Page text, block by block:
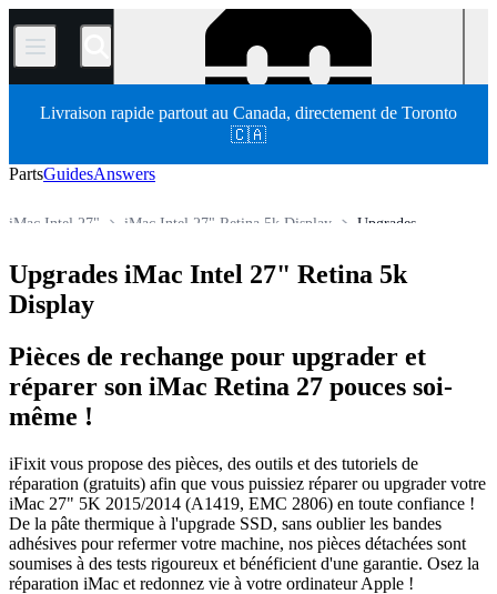
/
Livraison rapide partout au Canada, directement de Toronto
🇨🇦
PartsGuidesAnswers
Upgrades
iMac Intel 27" Retina 5k Display
iMac Intel 27"
Store
Upgrades iMac Intel 27" Retina 5k
Display
Pièces de rechange pour upgrader et
réparer son iMac Retina 27 pouces soi-
même !
iFixit vous propose des pièces, des outils et des tutoriels de
réparation (gratuits) afin que vous puissiez réparer ou upgrader votre
iMac 27" 5K 2015/2014 (A1419, EMC 2806) en toute confiance !
De la pâte thermique à l'upgrade SSD, sans oublier les bandes
adhésives pour refermer votre machine, nos pièces détachées sont
soumises à des tests rigoureux et bénéficient d'une garantie. Osez la
réparation iMac et redonnez vie à votre ordinateur Apple !